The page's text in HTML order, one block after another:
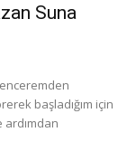
Suna
başladığım için
ardımdan